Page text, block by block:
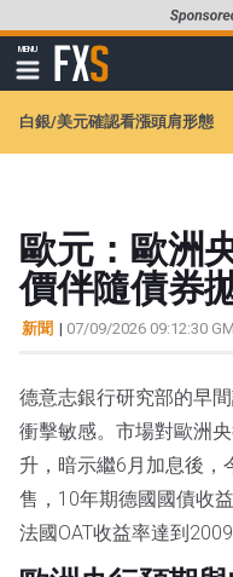
至
要
MENU
顯
示
航
FXStreet
白銀/美元確認看漲頭肩形態
歐元：歐洲
價伴隨債券
新聞 | 07/09/2026 09:12:30
德意志銀行研究部的早
衝擊敏感。市場對歐洲
升，暗示繼6月加息後，
售，10年期德國國債收
法國OAT收益率達到